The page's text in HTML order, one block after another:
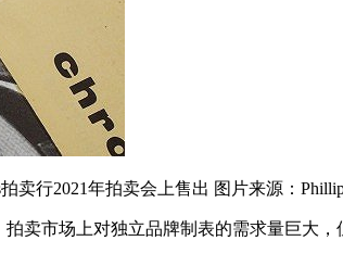
行2021年拍卖会上售出 图片来源：
市场上对独立品牌制表的需求量巨大，